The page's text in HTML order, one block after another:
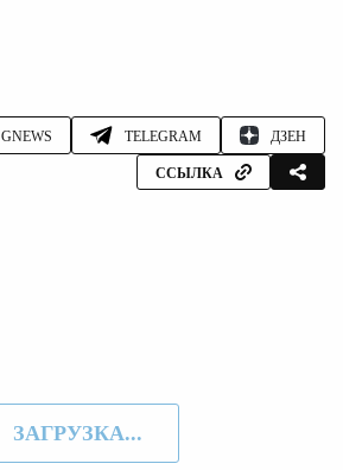
GNEWS TELEGRAM ДЗЕН
ССЫЛКА
ЗАГРУЗКА...